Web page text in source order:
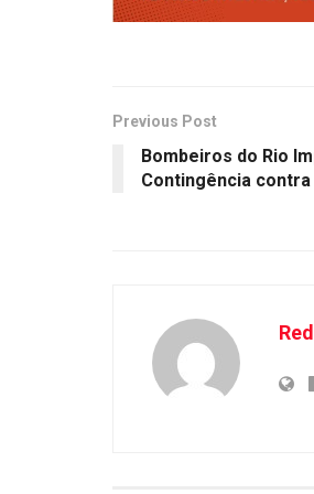
Previous Post
Bombeiros do Rio
Contingência contra